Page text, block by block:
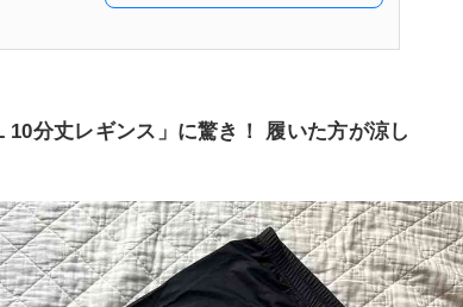
分丈レギンス」に驚き！ 履いた方が涼し